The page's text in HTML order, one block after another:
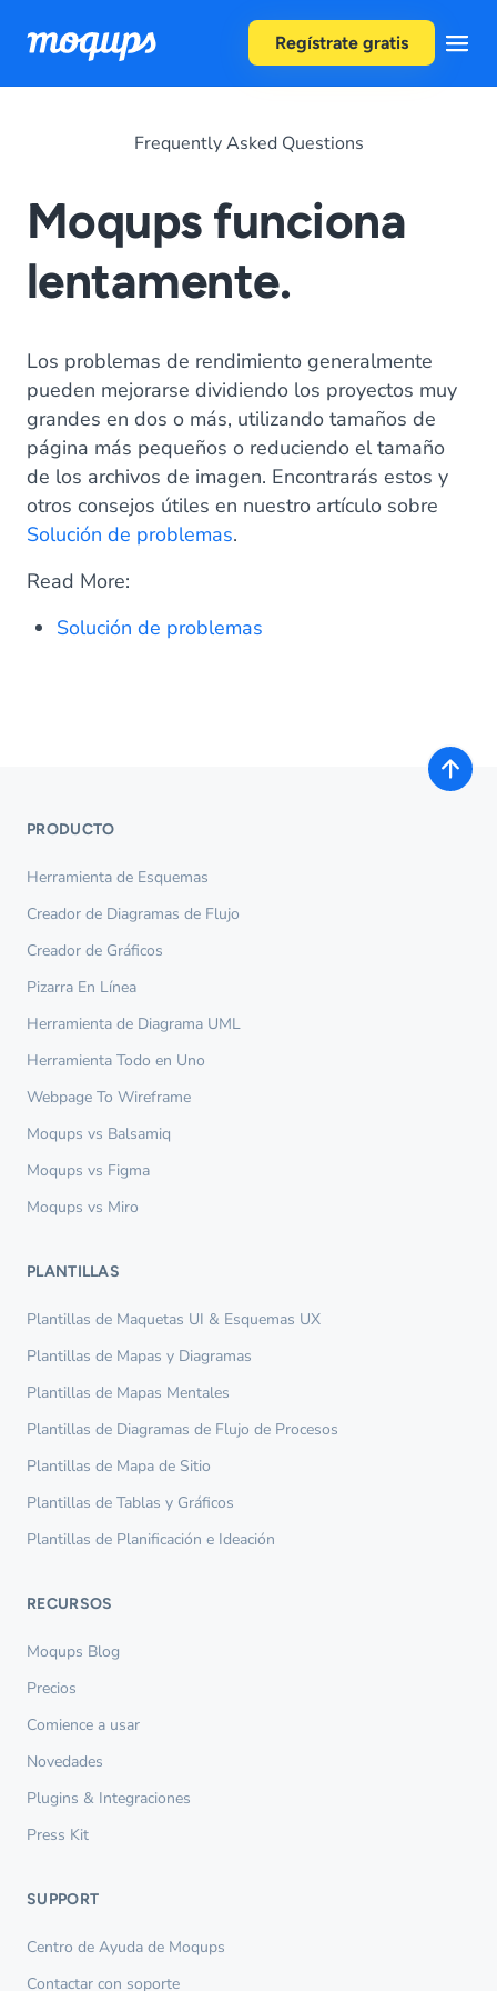
Regístrate gratis
Frequently Asked Questions
Moqups funciona
lentamente.
Los problemas de rendimiento generalmente
pueden mejorarse dividiendo los proyectos muy
grandes en dos o más, utilizando tamaños de
página más pequeños o reduciendo el tamaño
de los archivos de imagen. Encontrarás estos y
otros consejos útiles en nuestro artículo sobre
Solución de problemas.
Read More:
Solución de problemas
PRODUCTO
Herramienta de Esquemas
Creador de Diagramas de Flujo
Creador de Gráficos
Pizarra En Línea
Herramienta de Diagrama UML
Herramienta Todo en Uno
Webpage To Wireframe
Moqups vs Balsamiq
Moqups vs Figma
Moqups vs Miro
PLANTILLAS
Plantillas de Maquetas UI & Esquemas UX
Plantillas de Mapas y Diagramas
Plantillas de Mapas Mentales
Plantillas de Diagramas de Flujo de Procesos
Plantillas de Mapa de Sitio
Plantillas de Tablas y Gráficos
Plantillas de Planificación e Ideación
RECURSOS
Moqups Blog
Precios
Comience a usar
Novedades
Plugins & Integraciones
Press Kit
SUPPORT
Centro de Ayuda de Moqups
Contactar con soporte